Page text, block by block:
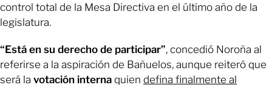
control total de la Mesa Directiva en el último año de la
legislatura.
“Está en su derecho de participar”, concedió Noroña al
referirse a la aspiración de Bañuelos, aunque reiteró que
será la votación interna quien defina finalmente al